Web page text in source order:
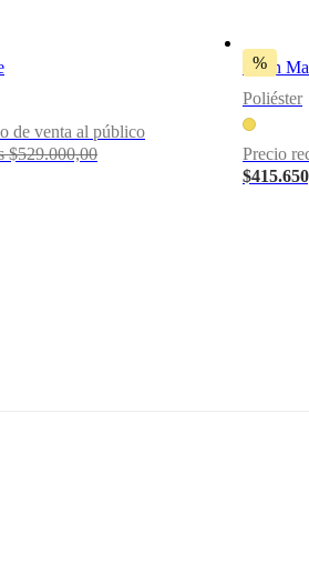
de venta al público
$529.000,00
%
Cojín
Poliéster
Precio